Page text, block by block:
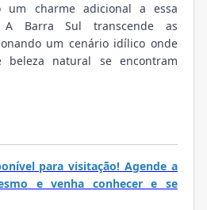
um charme adicional a essa
A Barra Sul transcende as
um cenário idílico onde
natural se encontram
para visitação! Agende a
e venha conhecer e se